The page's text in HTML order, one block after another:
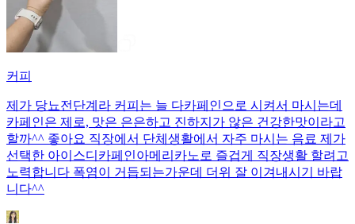
커피
제가 당뇨전단계라 커피는 늘 다카페인으로 시켜서 마시는데
카페인은 제로, 맛은 은은하고 진하지가 않은 건강한맛이라고
할까^^ 좋아요 직장에서 단체생활에서 자주 마시는 음료 제가
선택한 아이스디카페인아메리카노로 즐겁게 직장생활 할려고
노력합니다 폭염이 거듭되는가운데 더위 잘 이겨내시기 바랍
니다^^